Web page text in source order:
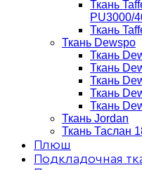
Ткань
PU3000/
Ткань
Ткань Dewspo
Ткань
Ткань
Ткань
Ткань
Ткань
Ткань Jordan
Ткань Таслан
Плюш
Подкладочная